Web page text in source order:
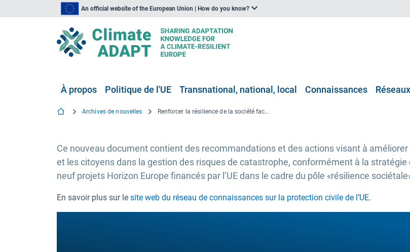
An official website of the European Union | How do you know?
À propos Politique de l'UE Transnational, national, local Connaissances Réseaux
Archives de nouvelles Renforcer la résilience de la société face aux catastrophes — une note d’orientation de neuf projets Horizon Europe de l’UE
Ce nouveau document contient des recommandations et des actions visant à
et les citoyens dans la gestion des risques de catastrophe, conformément à la stratégie
neuf projets Horizon Europe financés par l’UE dans le cadre du pôle «résilience
En savoir plus sur le site web du réseau de connaissances sur la protection civile de l’UE.